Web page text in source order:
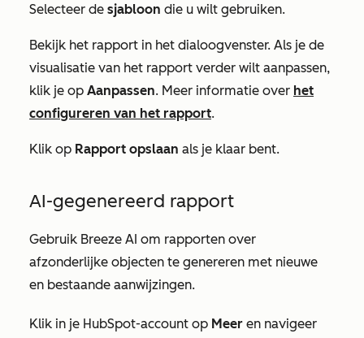
Selecteer de sjabloon die u wilt gebruiken.
Bekijk het rapport in het dialoogvenster. Als je de
visualisatie van het rapport verder wilt aanpassen,
klik je op Aanpassen. Meer informatie over het
configureren van het rapport.
Klik op Rapport opslaan als je klaar bent.
AI-gegenereerd rapport
Gebruik Breeze AI om rapporten over
afzonderlijke objecten te genereren met nieuwe
en bestaande aanwijzingen.
Klik in je HubSpot-account op Meer en navigeer